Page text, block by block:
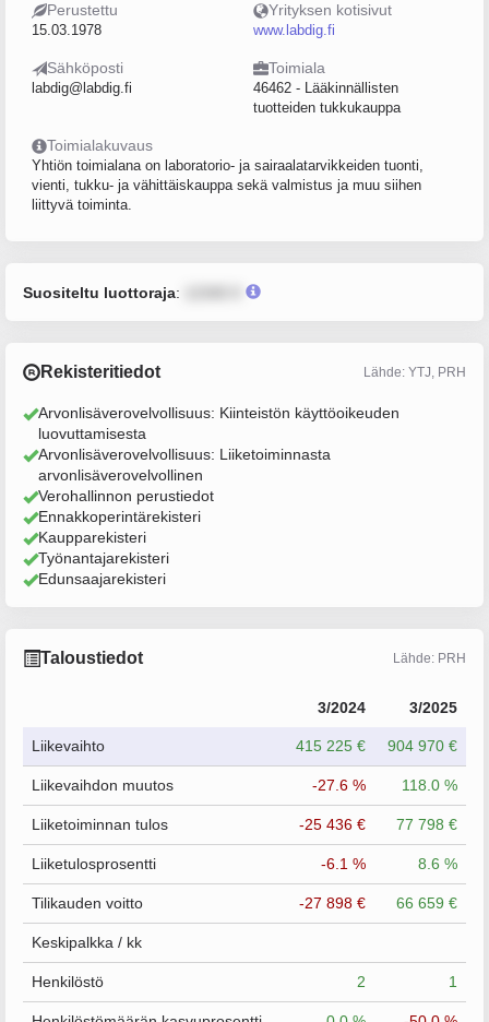
Perustettu
15.03.1978
Yrityksen kotisivut
www.labdig.fi
Sähköposti
labdig@labdig.fi
Toimiala
46462 - Lääkinnällisten
tuotteiden tukkukauppa
Toimialakuvaus
Yhtiön toimialana on laboratorio- ja sairaalatarvikkeiden tuonti,
vienti, tukku- ja vähittäiskauppa sekä valmistus ja muu siihen
liittyvä toiminta.
Suositeltu luottoraja:
Rekisteritiedot Lähde: YTJ, PRH
Arvonlisäverovelvollisuus: Kiinteistön käyttöoikeuden
luovuttamisesta
Arvonlisäverovelvollisuus: Liiketoiminnasta
arvonlisäverovelvollinen
Verohallinnon perustiedot
Ennakkoperintärekisteri
Kaupparekisteri
Työnantajarekisteri
Edunsaajarekisteri
Taloustiedot Lähde: PRH
3/2024 3/2025
Liikevaihto 415 225 € 904 970 €
Liikevaihdon muutos -27.6 % 118.0 %
Liiketoiminnan tulos -25 436 € 77 798 €
Liiketulosprosentti -6.1 % 8.6 %
Tilikauden voitto -27 898 € 66 659 €
Keskipalkka / kk
Henkilöstö 2 1